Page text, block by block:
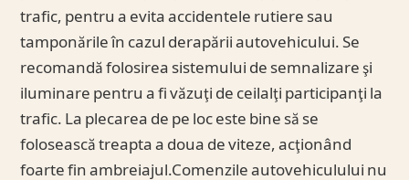
trafic, pentru a evita accidentele rutiere sau
tamponările în cazul derapării autovehicului. Se
recomandă folosirea sistemului de semnalizare şi
iluminare pentru a fi văzuţi de ceilalţi participanţi la
trafic. La plecarea de pe loc este bine să se
folosească treapta a doua de viteze, acţionând
foarte fin ambreiajul.Comenzile autovehiculului nu